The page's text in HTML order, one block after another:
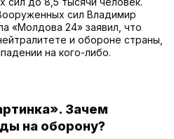
сил Владимир
«Молдова 24» заявил, что
и обороне страны,
на кого-либо.
Зачем
на оборону?